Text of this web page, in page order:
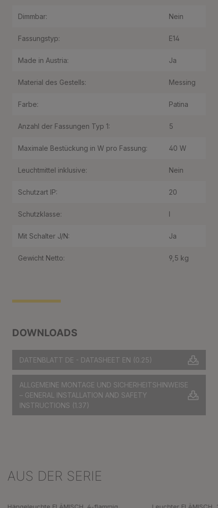
DOWNLOADS
DATENBLATT DE - DATASHEET EN (0.25)
ALLGEMEINE MONTAGE UND SICHERHEITSHINWEISE
– GENERAL INSTALLATION AND SAFETY
INSTRUCTIONS (1.37)
Dimmbar: Nein
Fassungstyp: E14
Made in Austria: Ja
Material des Gestells: Messing
Farbe: Patina
Anzahl der Fassungen Typ 1: 5
Maximale Bestückung in W pro Fassung: 40 W
Leuchtmittel inklusive: Nein
Schutzart IP: 20
Schutzklasse: I
Mit Schalter J/N: Ja
Gewicht Netto: 9,5 kg
Produktgalerie überspringen
AUS DER SERIE